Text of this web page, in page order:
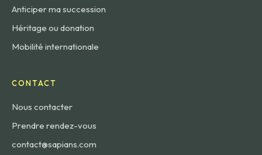
Anticiper ma succession
Héritage ou donation
Mobilité internationale
CONTACT
Nous contacter
Prendre rendez-vous
contact@sapians.com